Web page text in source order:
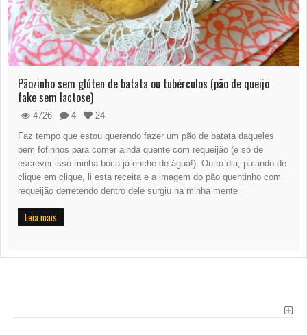
Pãozinho sem glúten de batata ou tubérculos (pão de queijo
fake sem lactose)
4726 4
24
Faz tempo que estou querendo fazer um pão de batata daqueles
bem fofinhos para comer ainda quente com requeijão (e só de
escrever isso minha boca já enche de água!). Outro dia, pulando de
clique em clique, li esta receita e a imagem do pão quentinho com
requeijão derretendo dentro dele surgiu na minha mente
Leia mais